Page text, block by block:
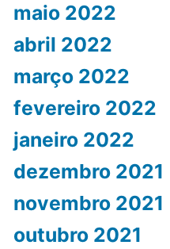
maio 2022
abril 2022
março 2022
fevereiro 2022
janeiro 2022
dezembro 2021
novembro 2021
outubro 2021